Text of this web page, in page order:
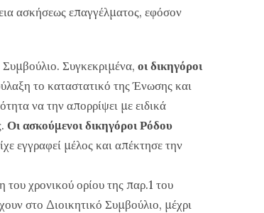
ασκήσεως επαγγέλματος, εφόσον
Συγκεκριμένα, οι δικηγόροι
το καταστατικό της Ένωσης και
να την απορρίψει με ειδικά
Οι ασκούμενοι δικηγόροιΡόδου
εγγραφεί μέλος και απέκτησε την
χρονικού ορίου της παρ.1 του
στο Διοικητικό Συμβούλιο, μέχρι